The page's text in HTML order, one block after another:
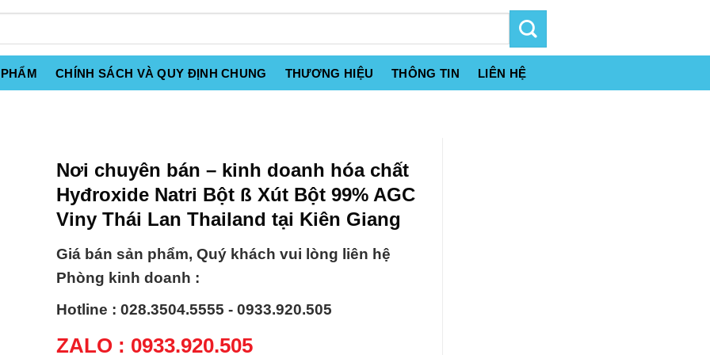
CHÍNH SÁCH VÀ QUY ĐỊNH CHUNG THƯƠNG HIỆU THÔNG TIN LIÊN HỆ
Nơi chuyên bán – kinh doanh hóa chất
Hyđroxide Natri Bột ß Xút Bột 99% AGC
Viny Thái Lan Thailand tại Kiên Giang
Giá bán sản phẩm, Quý khách vui lòng liên hệ
Phòng kinh doanh :
Hotline : 028.3504.5555 - 0933.920.505
ZALO : 0933.920.505